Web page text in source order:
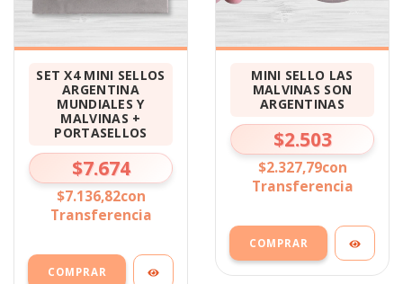
SET X4 MINI SELLOS
ARGENTINA
MUNDIALES Y
MALVINAS +
PORTASELLOS
$7.674
$7.136,82con
Transferencia
MINI SELLO LAS
MALVINAS SON
ARGENTINAS
$2.503
$2.327,79con
Transferencia